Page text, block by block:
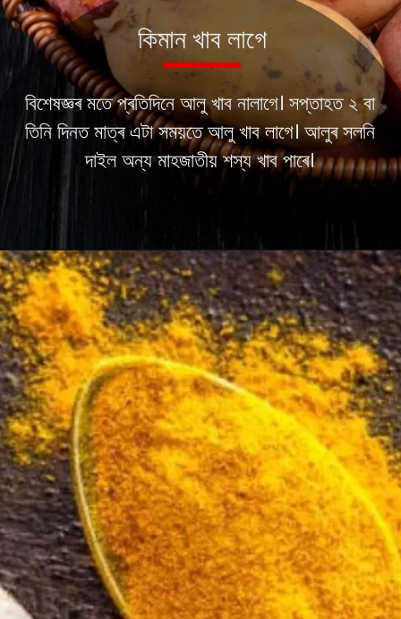
বিশেষজ্ঞৰ মতে প্ৰতিদিনে আলু খাব নালাগে। সপ্তাহত ২ বা
তিনি দিনত মাত্ৰ এটা সময়তে আলু খাব লাগে। আলুৰ সলনি
দাইল অন্য মাহজাতীয় শস্য খাব পাৰে।
কিমান খাব লাগে